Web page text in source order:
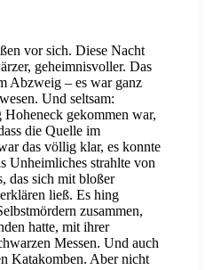
vor sich. Diese Nacht
geheimnisvoller. Das
Abzweig – es war ganz
Und seltsam:
gekommen war,
die Quelle im
das völlig klar, es konnte
Unheimliches strahlte von
das sich mit bloßer
ließ. Es hing
zusammen,
hatte, mit ihrer
Messen. Und auch
Katakomben. Aber nicht